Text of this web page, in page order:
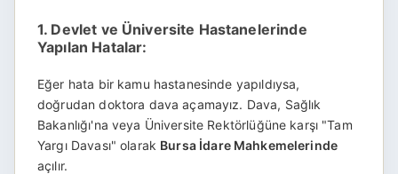
1. Devlet ve Üniversite Hastanelerinde
Yapılan Hatalar:
Eğer hata bir kamu hastanesinde yapıldıysa,
doğrudan doktora dava açamayız. Dava, Sağlık
Bakanlığı'na veya Üniversite Rektörlüğüne karşı "Tam
Yargı Davası" olarak Bursa İdare Mahkemelerinde
açılır.